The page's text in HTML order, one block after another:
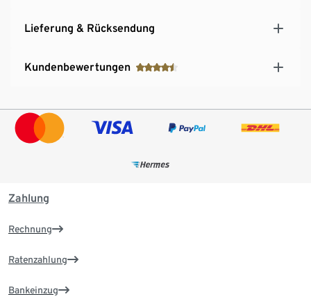
Lieferung & Rücksendung
Kundenbewertungen
Zahlung
Rechnung
Ratenzahlung
Bankeinzug